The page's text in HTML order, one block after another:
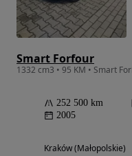
Smart Forfour
252 500 km
2005
Kraków (Małopolskie)